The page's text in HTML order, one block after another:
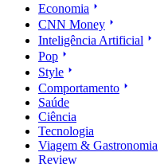
Economia
CNN Money
Inteligência Artificial
Pop
Style
Comportamento
Saúde
Ciência
Tecnologia
Viagem & Gastronomia
Review